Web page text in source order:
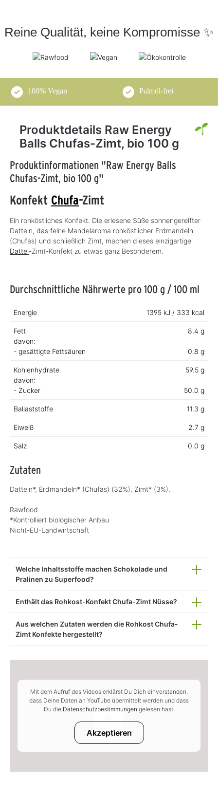
Reine Qualität, keine Kompromisse ✨
100% Vegan Palmöl-frei
Produktdetails Raw Energy
Balls Chufas-Zimt, bio 100 g
Produktinformationen "Raw Energy Balls
Chufas-Zimt, bio 100 g"
Konfekt Chufa-Zimt
Ein rohköstliches Konfekt. Die erlesene Süße sonnengereifter
Datteln, das feine Mandelaroma rohköstlicher Erdmandeln
(Chufas) und schließlich Zimt, machen dieses einzigartige
Dattel-Zimt-Konfekt zu etwas ganz Besonderem.
Durchschnittliche Nährwerte pro 100 g / 100 ml
Energie 1395 kJ / 333 kcal
Fett
davon:
- gesättigte Fettsäuren
8.4 g
0.8 g
Kohlenhydrate
davon:
- Zucker
59.5 g
50.0 g
Ballaststoffe 11.3 g
Eiweiß 2.7 g
Salz 0.0 g
Zutaten
Datteln*, Erdmandeln* (Chufas) (32%), Zimt* (3%).
Rawfood
*Kontrolliert biologischer Anbau
Nicht-EU-Landwirtschaft
Welche Inhaltsstoffe machen Schokolade und
Pralinen zu Superfood?
Enthält das Rohkost-Konfekt Chufa-Zimt Nüsse?
Aus welchen Zutaten werden die Rohkost Chufa-
Zimt Konfekte hergestellt?
Mit dem Aufruf des Videos erklärst Du Dich einverstanden,
dass Deine Daten an YouTube übermittelt werden und dass
Du die Datenschutzbestimmungen gelesen hast.
Akzeptieren